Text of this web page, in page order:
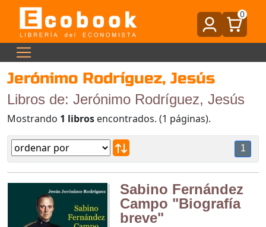
0
Jerónimo Rodríguez, Jesús
Libros de: Jerónimo Rodríguez, Jesús
Mostrando 1 libros encontrados. (1 páginas).
1
Sabino Fernández
Campo "Biografía
breve"